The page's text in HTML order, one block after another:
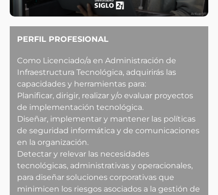
PERFIL PROFESIONAL
Como Licenciado/a en Administración de
Infraestructura Tecnológica, adquirirás las
capacidades y herramientas para:
Planificar, dirigir, realizar y/o evaluar proyectos
de implementación tecnológica.
Diseñar, implementar y mantener las políticas
de seguridad informática y de comunicaciones
en la organización.
Detectar y relevar las necesidades
tecnológicas, administrativas y operacionales,
para diseñar soluciones corporativas que
minimicen los riesgos asociados a la gestión de